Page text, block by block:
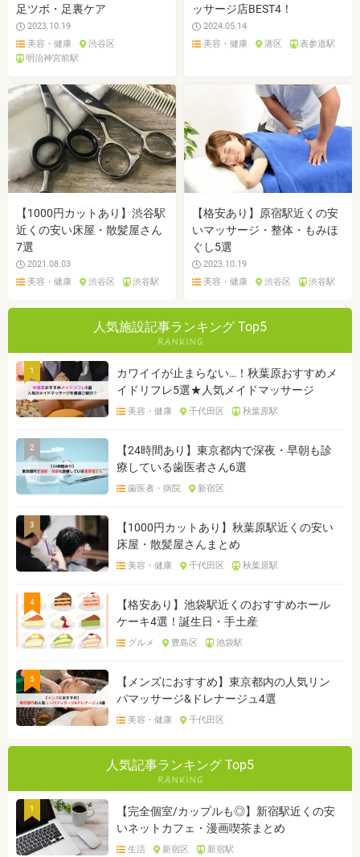
足ツボ・足裏ケア
2023.10.19
美容・健康
渋谷区
明治神宮前駅
ッサージ店BEST4！
2024.05.14
美容・健康
港区 表参道駅
【1000円カットあり】渋谷駅
近くの安い床屋・散髪屋さん
7選
2021.08.03
美容・健康
渋谷区 渋谷駅
【格安あり】原宿駅近くの安
いマッサージ・整体・もみほ
ぐし5選
2023.10.19
美容・健康
渋谷区 渋谷駅
人気施設記事ランキング Top5
1
カワイイが止まらない…！秋葉原おすすめメ
イドリフレ5選★人気メイドマッサージ
美容・健康 千代田区 秋葉原駅
2
【24時間あり】東京都内で深夜・早朝も診
療している歯医者さん6選
歯医者・病院 新宿区
3
【1000円カットあり】秋葉原駅近くの安い
床屋・散髪屋さんまとめ
美容・健康 千代田区 秋葉原駅
4
【格安あり】池袋駅近くのおすすめホール
ケーキ4選！誕生日・手土産
グルメ 豊島区 池袋駅
5
【メンズにおすすめ】東京都内の人気リン
パマッサージ&ドレナージュ4選
美容・健康 千代田区
人気記事ランキング Top5
1
【完全個室/カップルも◎】新宿駅近くの安
いネットカフェ・漫画喫茶まとめ
生活 新宿区 新宿駅